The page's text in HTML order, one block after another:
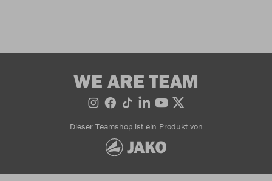
WE ARE TEAM
Dieser Teamshop ist ein Produkt von